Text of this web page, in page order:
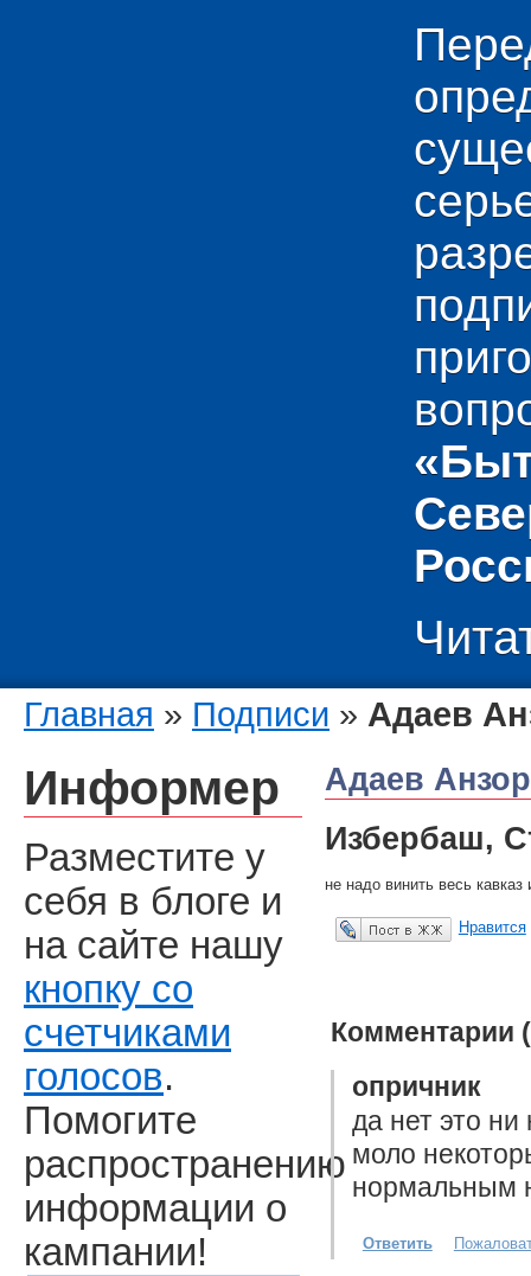
Главная » Подписи » Адаев
Адаев
Избербаш,
не надо винить весь
Опубликовать в ЖЖ Нравится
Комментарии
опричник
да нет это
моло
нормальным
Ответить
Информер
Разместите у
себя в блоге и
на сайте нашу
кнопку со
счетчиками
голосов.
Помогите
распространению
информации о
кампании!